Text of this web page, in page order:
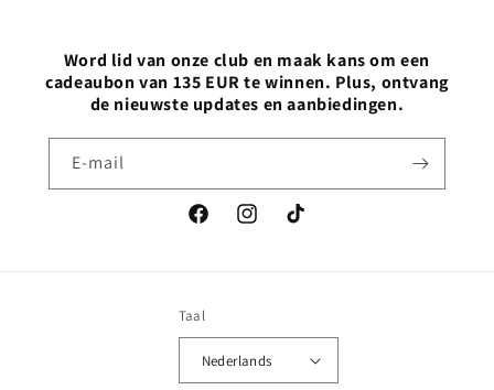
Word lid van onze club en maak kans om een
cadeaubon van 135 EUR te winnen. Plus, ontvang
de nieuwste updates en aanbiedingen.
E‑mail
FacebookInstagramTikTok
Taal
Nederlands